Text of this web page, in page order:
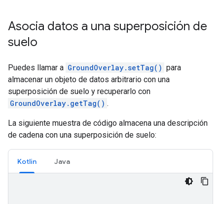
Asocia datos a una superposición de
suelo
Puedes llamar a GroundOverlay.setTag() para
almacenar un objeto de datos arbitrario con una
superposición de suelo y recuperarlo con
GroundOverlay.getTag() .
La siguiente muestra de código almacena una descripción
de cadena con una superposición de suelo:
Kotlin Java